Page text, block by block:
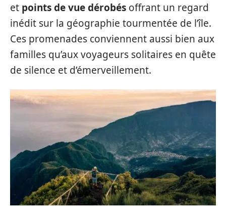
et points de vue dérobés offrant un regard
inédit sur la géographie tourmentée de l’île.
Ces promenades conviennent aussi bien aux
familles qu’aux voyageurs solitaires en quête
de silence et d’émerveillement.